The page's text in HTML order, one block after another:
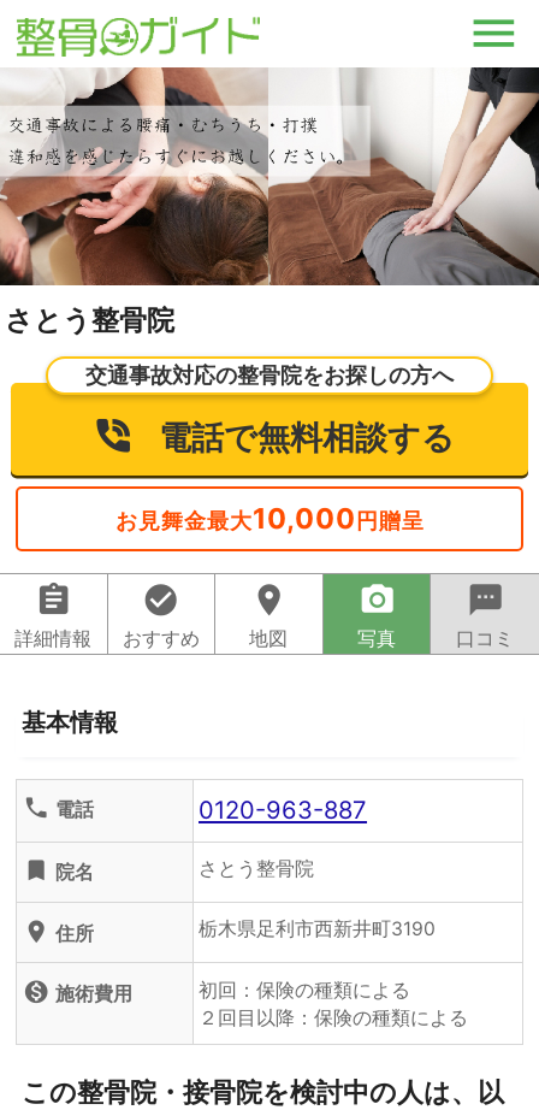
さとう整骨院
交通事故対応の整骨院をお探しの方へ
電話で無料相談する
お見舞金最大10,000 円贈呈
assignment
詳細情報
check_circle
おすすめ
location_on
地図
camera_alt
写真
sms
口コミ
基本情報
phone 電話 0120-963-887
turned_in 院名 さとう整骨院
location_on 住所 栃木県足利市西新井町3190
monetization_on 施術費用
初回：保険の種類による
２回目以降：保険の種類による
この整骨院・接骨院を検討中の人は、以